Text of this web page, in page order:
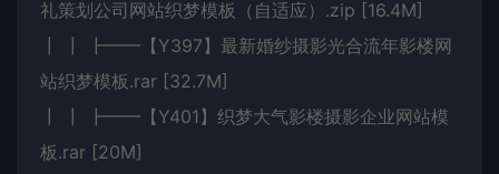
礼策划公司网站织梦模板（自适应）.zip [16.4M]
┃ ┃ ┣━━【Y397】最新婚纱摄影光合流年影楼网
站织梦模板.rar [32.7M]
┃ ┃ ┣━━【Y401】织梦大气影楼摄影企业网站模
板.rar [20M]